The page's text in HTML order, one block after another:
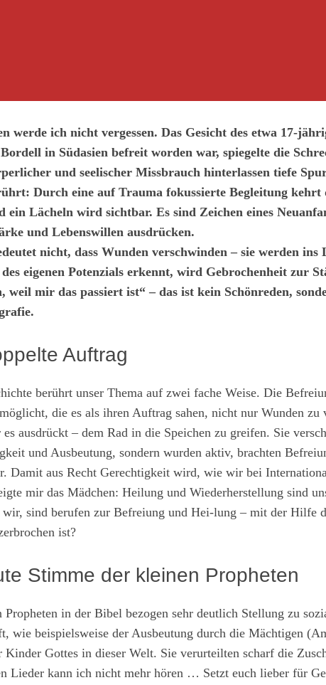
werde ich nicht vergessen. Das Gesicht des etwa 17-
in Südasien befreit worden war, spiegelte die
und seelischer Missbrauch hinterlassen tiefe
Durch eine auf Trauma fokussierte Begleitung kehrt
ein Lächeln wird sichtbar. Es sind Zeichen eines
und Lebenswillen ausdrücken.
nicht, dass Wunden verschwinden – sie werden
des eigenen Potenzials erkennt, wird Gebrochenheit zur
weil mir das passiert ist“ – das ist kein Schönreden,
Auftrag
berührt unser Thema auf zwei fache Weise. Die
die es als ihren Auftrag sahen, nicht nur Wunden zu
ausdrückt – dem Rad in die Speichen zu greifen. Sie
und Ausbeutung, sondern wurden aktiv, brachten
Damit aus Recht Gerechtigkeit wird, wie wir bei
mir das Mädchen: Heilung und Wiederherstellung sind
sind berufen zur Befreiung und Hei-lung – mit der Hilfe
ist?
Stimme der kleinen Propheten
Propheten in der Bibel bezogen sehr deutlich Stellung zu
wie beispielsweise der Ausbeutung durch die Mächtigen
Kinder Gottes in dieser Welt. Sie verurteilten scharf die
Lieder kann ich nicht mehr hören … Setzt euch lieber für